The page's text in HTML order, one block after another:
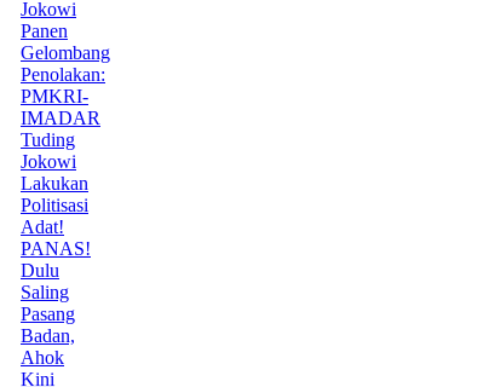
Jokowi
Panen
Gelombang
Penolakan:
PMKRI-
IMADAR
Tuding
Jokowi
Lakukan
Politisasi
Adat!
PANAS!
Dulu
Saling
Pasang
Badan,
Ahok
Kini